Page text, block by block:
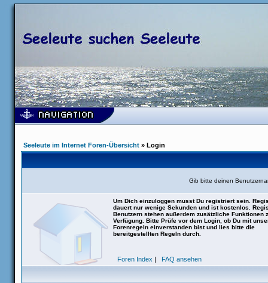
Seeleute im Internet Foren-Übersicht » Login
Gib bitte deinen
Um Dich einzuloggen musst Du registriert sein.
dauert nur wenige Sekunden und ist kostenlos.
Benutzern stehen außerdem zusätzliche Funktionen
Verfügung. Bitte Prüfe vor dem Login, ob Du mit
Forenregeln einverstanden bist und lies bitte die
bereitgestellten Regeln durch.
Foren Index | FAQ ansehen